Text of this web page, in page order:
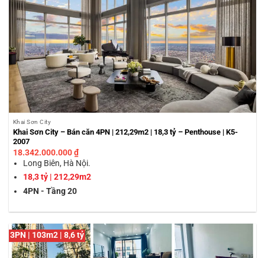
Khai Sơn City
Khai Sơn City – Bán căn 4PN | 212,29m2 | 18,3 tỷ – Penthouse | K5-
2007
18.342.000.000₫
Long Biên, Hà Nội.
18,3 tỷ | 212,29m2
4PN - Tầng 20
3PN | 103m2 | 8,6 tỷ